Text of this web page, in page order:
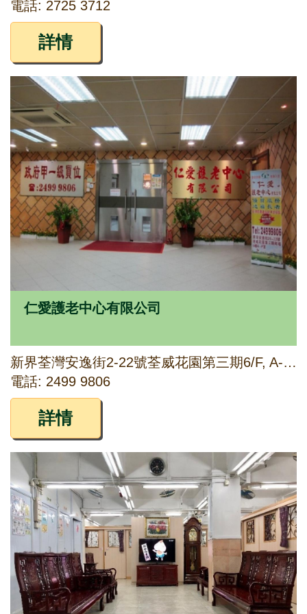
電話: 2725 3712
詳情
仁愛護老中心有限公司
新界荃灣安逸街2-22號荃威花園第三期6/F, A-H, J-N及P號舖
電話: 2499 9806
詳情